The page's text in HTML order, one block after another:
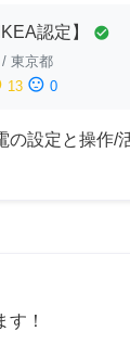
認定】 check_circle
/ 東京都
13 sentiment_dissatisfied 0
の設定と操作/
す！